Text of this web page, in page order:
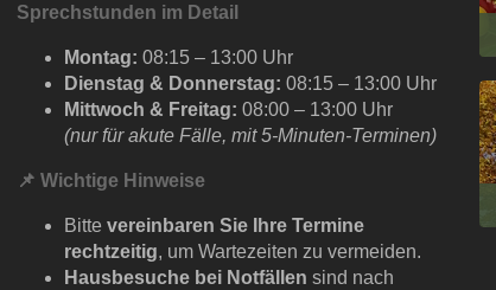
Sprechstunden im Detail
Montag: 08:15 – 13:00 Uhr
Dienstag & Donnerstag: 08:15 – 13:00 Uhr
Mittwoch & Freitag: 08:00 – 13:00 Uhr
(nur für akute Fälle, mit 5-Minuten-Terminen)
📌 Wichtige Hinweise
Bitte vereinbaren Sie Ihre Termine
rechtzeitig, um Wartezeiten zu vermeiden.
Hausbesuche bei Notfällen sind nach